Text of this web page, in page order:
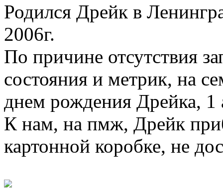
Родился Дрейк в
2006г.
По причине отсутствия
состояния и метрик, на
днем рождения Дрейка, 1
К нам, на пмж, Дрейк
картонной коробке, не